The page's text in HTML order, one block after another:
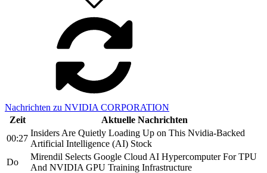
Nachrichten zu NVIDIA CORPORATION
Zeit
Aktuelle Nachrichten
00:27
Insiders Are Quietly Loading Up on This Nvidia-Backed
Artificial Intelligence (AI) Stock
Do
Mirendil Selects Google Cloud AI Hypercomputer For TPU
And NVIDIA GPU Training Infrastructure